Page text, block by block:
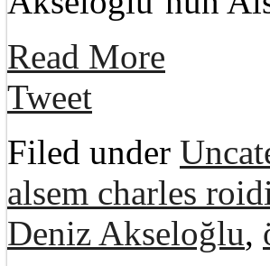
Read More
Tweet
Filed under
alsem charles roidi
Deniz Akseloğlu,